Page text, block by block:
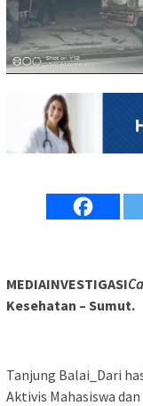
MEDIAINVESTIGASI
Kesehatan – Sumut.
Tanjung Balai_Dari
Aktivis Mahasiswa